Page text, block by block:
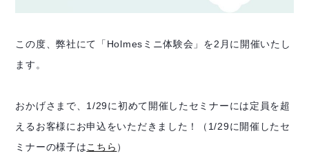
この度、弊社にて「Holmesミニ体験会」を2月に開催いたし
ます。
おかげさまで、1/29に初めて開催したセミナーには定員を超
えるお客様にお申込をいただきました！（1/29に開催したセ
ミナーの様子はこちら ）